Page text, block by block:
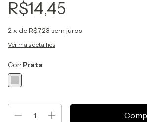
R$14,45
2x de R$7,23 sem juros
Ver mais detalhes
Cor: Prata